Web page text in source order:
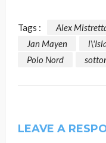
Tags : Alex
Jan Mayen
Polo Nord
LEAVE A